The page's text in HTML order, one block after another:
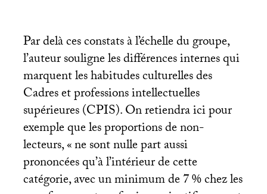
Par delà ces constats à l’échelle du groupe,
l’auteur souligne les différences internes qui
marquent les habitudes culturelles des
Cadres et professions intellectuelles
supérieures (CPIS). On retiendra ici pour
exemple que les proportions de non-
lecteurs, «ne sont nulle part aussi
prononcées qu’à l’intérieur de cette
catégorie, avec un minimum de 7% chez les